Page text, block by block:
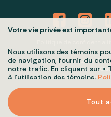
Tous droits réservés 2026 ©
Conception et
Votre vie privée est
Nous utilisons des témoins
de navigation, fournir du
notre trafic. En cliquant sur «
à l’utilisation des témoins.
Tout